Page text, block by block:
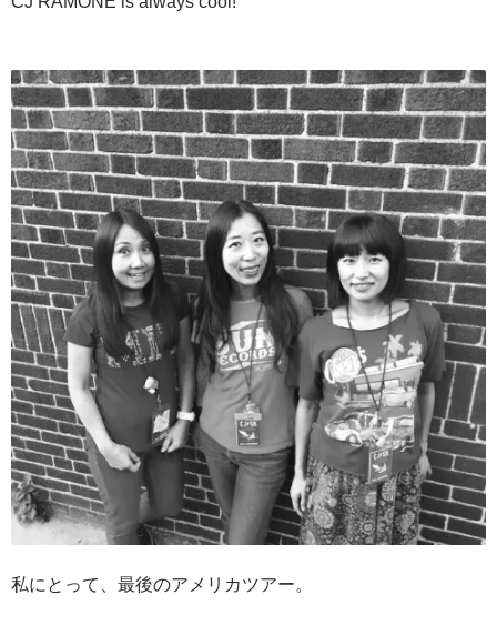
私にとって、最後のアメリカツアー。